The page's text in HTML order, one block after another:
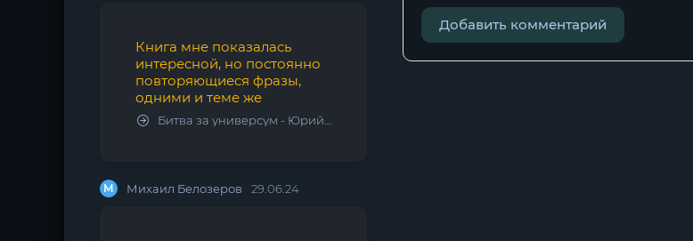
Книга мне показалась
интересной, но постоянно
повторяющиеся фразы,
одними и теме же
Битва за универсум - Юрий Тарарев, Александр Тарарев
М Михаил Белозеров 29.06.24
Добавить комментарий